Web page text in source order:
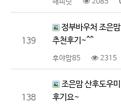
139
정부바우처 조은맘
추천후기~^^
후야맘85 2315
138
조은맘 산후도우미
후기요~